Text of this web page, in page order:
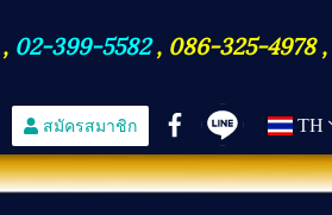
, 02-399-5582, 086-325-4978,
สมัครสมาชิก TH